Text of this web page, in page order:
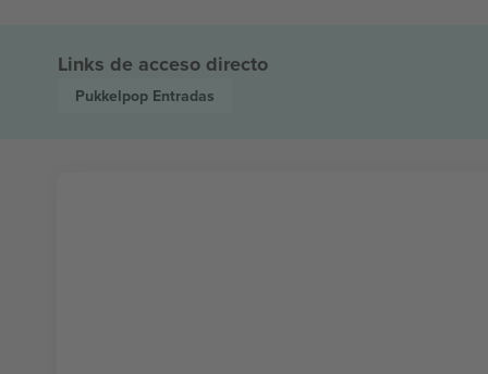
Links de acceso directo
Pukkelpop Entradas